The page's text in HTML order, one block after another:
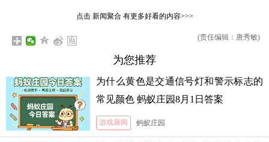
点击 新闻聚合有更多好看的内容>>>
(责任编辑：唐秀敏)
为您推荐
为什么黄色是交通信号灯和警示标志的
常见颜色 蚂蚁庄园8月1日答案
游戏新闻 蚂蚁庄园